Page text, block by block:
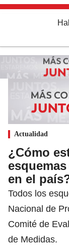
Actualidad
¿Cómo
en el
Todos los
Nacional de
Comité de
de Medidas.